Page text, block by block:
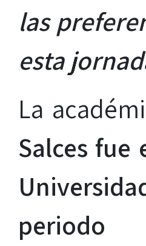
las
esta
La
Salces fue
periodo